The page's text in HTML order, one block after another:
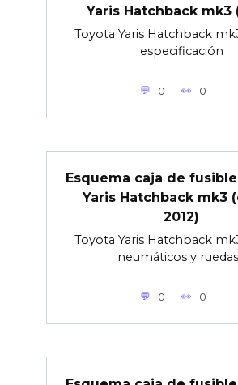
Yaris Hatchback mk3
Toyota Yaris Hatchback
especificación
0 0
Esquema caja de
Yaris Hatchback mk3
2012)
Toyota Yaris Hatchback
neumáticos y ruedas
0 0